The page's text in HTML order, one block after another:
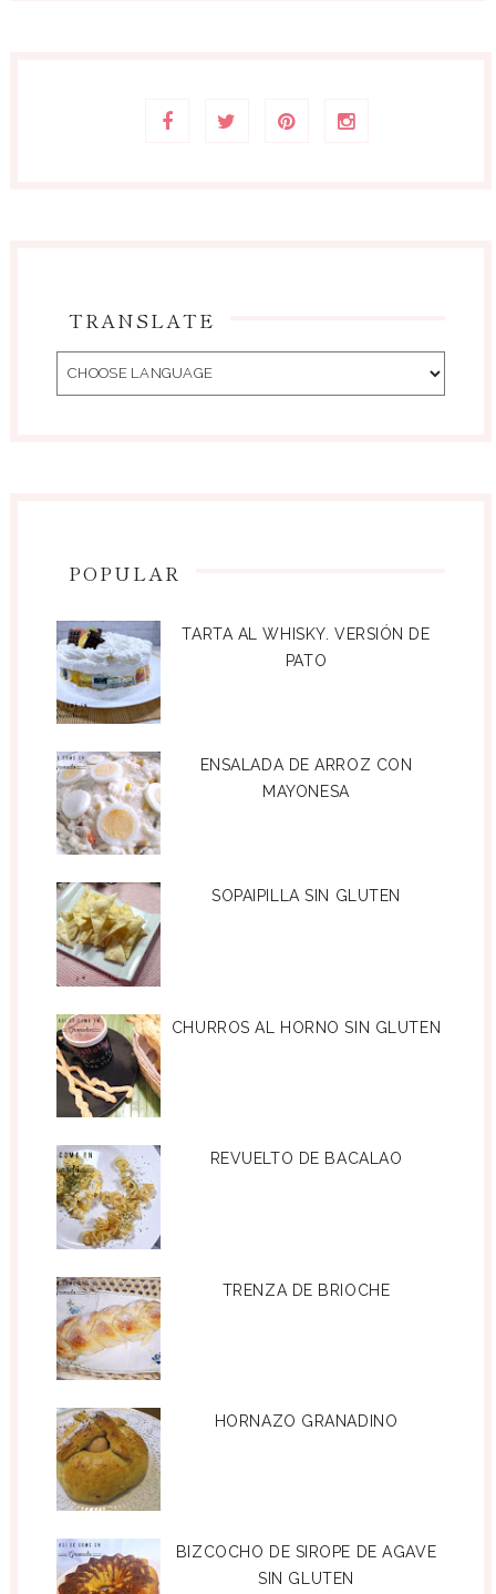
TRANSLATE
POPULAR
TARTA AL WHISKY. VERSIÓN DE
PATO
ENSALADA DE ARROZ CON
MAYONESA
SOPAIPILLA SIN GLUTEN
CHURROS AL HORNO SIN GLUTEN
REVUELTO DE BACALAO
TRENZA DE BRIOCHE
HORNAZO GRANADINO
BIZCOCHO DE SIROPE DE AGAVE
SIN GLUTEN